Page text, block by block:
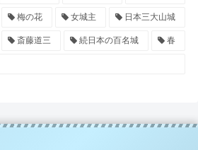
梅の花 女城主 日本三大山城
斎藤道三 続日本の百名城 春